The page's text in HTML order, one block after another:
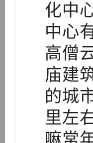
化中
中心
高僧
庙建
的城
里左
嘛常